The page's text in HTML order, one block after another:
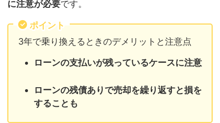
に注意が必要です。
ポイント
3年で乗り換えるときのデメリットと注意点
ローンの支払いが残っているケースに注意
ローンの残債ありで売却を繰り返すと損を
することも